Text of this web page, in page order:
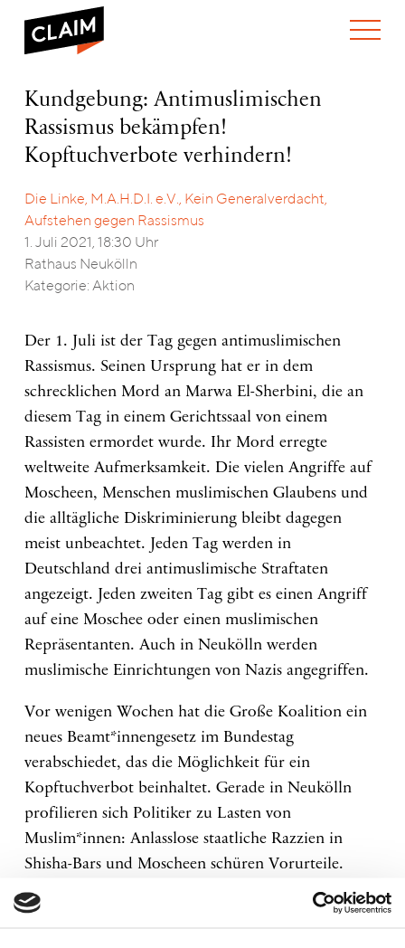
WIE WIR ARBEITEN
ARBEITEN BEI CLAIM
Kundgebung:
Antimuslimischen
Rassismus
bekämpfen!
Kopftuchverbote
Kundgebung: Antimuslimischen
Rassismus bekämpfen!
Kopftuchverbote verhindern!
Die Linke, M.A.H.D.I. e.V., Kein Generalverdacht,
Aufstehen gegen Rassismus
1. Juli 2021, 18:30 Uhr
Rathaus Neukölln
Kategorie: Aktion
Der 1. Juli ist der Tag gegen antimuslimischen
Rassismus. Seinen Ursprung hat er in dem
schrecklichen Mord an Marwa El-Sherbini, die an
diesem Tag in einem Gerichtssaal von einem
Rassisten ermordet wurde. Ihr Mord erregte
weltweite Aufmerksamkeit. Die vielen Angriffe auf
Moscheen, Menschen muslimischen Glaubens und
die alltägliche Diskriminierung bleibt dagegen
meist unbeachtet. Jeden Tag werden in
Deutschland drei antimuslimische Straftaten
angezeigt. Jeden zweiten Tag gibt es einen Angriff
auf eine Moschee oder einen muslimischen
Repräsentanten. Auch in Neukölln werden
muslimische Einrichtungen von Nazis angegriffen.
Vor wenigen Wochen hat die Große Koalition ein
neues Beamt*innengesetz im Bundestag
verabschiedet, das die Möglichkeit für ein
Kopftuchverbot beinhaltet. Gerade in Neukölln
profilieren sich Politiker zu Lasten von
Muslim*innen: Anlasslose staatliche Razzien in
Shisha-Bars und Moscheen schüren Vorurteile.
CDU und SPD halten am Kopftuchverbot für
Lehrerinnen, dem sogenannten Neutralitätsgesetz,